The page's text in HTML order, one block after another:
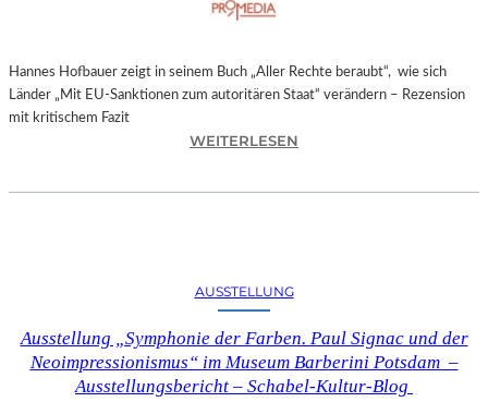
Hannes Hofbauer zeigt in seinem Buch „Aller Rechte beraubt“, wie sich
Länder „Mit EU-Sanktionen zum autoritären Staat“ verändern – Rezension
mit kritischem Fazit
WEITERLESEN
F
B
A
AUSSTELLUNG
Ausstellung „Symphonie der Farben. Paul Signac und der
Neoimpressionismus“ im Museum Barberini Potsdam –
Ausstellungsbericht – Schabel-Kultur-Blog